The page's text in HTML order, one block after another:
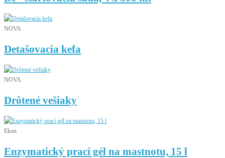
NOVA
Detašovacia kefa
NOVA
Drôtené vešiaky
Ekon
Enzymatický prací gél na mastnotu, 15 l